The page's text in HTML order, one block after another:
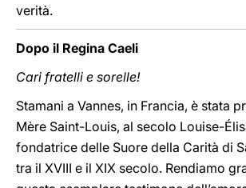
verità.
Dopo il Regina Caeli
Cari fratelli e sorelle!
Stamani a Vannes, in Francia, è stata
Mère Saint-Louis, al secolo Louise-
fondatrice delle Suore della Carità di
tra il XVIII e il XIX secolo. Rendiamo